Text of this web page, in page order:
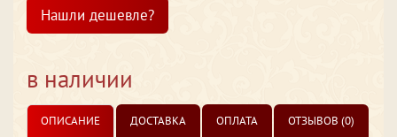
Нашли дешевле?
в наличии
ОПИСАНИЕ ДОСТАВКА ОПЛАТА ОТЗЫВОВ (0)